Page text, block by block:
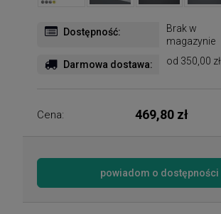
Dostępność:
Brak w
magazynie
Darmowa dostawa: od 350,00 zł
Cena: 469,80 zł
powiadom o dostępności